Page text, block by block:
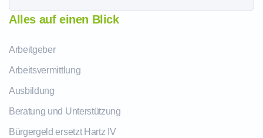
Alles auf einen Blick
Arbeitgeber
Arbeitsvermittlung
Ausbildung
Beratung und Unterstützung
Bürgergeld ersetzt Hartz IV